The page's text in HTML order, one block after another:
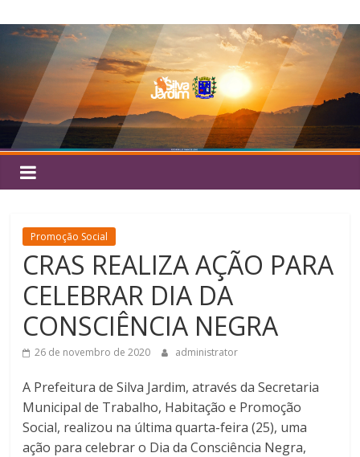
para
conteúdo
Silva
Jardim
Promoção Social
CRAS REALIZA AÇÃO PARA
CELEBRAR DIA DA
CONSCIÊNCIA NEGRA
26 de novembro de 2020 administrator
A Prefeitura de Silva Jardim, através da Secretaria
Municipal de Trabalho, Habitação e Promoção
Social, realizou na última quarta-feira (25), uma
ação para celebrar o Dia da Consciência Negra,